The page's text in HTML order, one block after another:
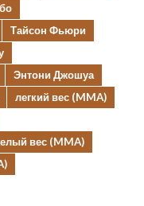
Тайсон Фьюри
Энтони Джошуа
легкий вес (MMA)
вес (MMA)